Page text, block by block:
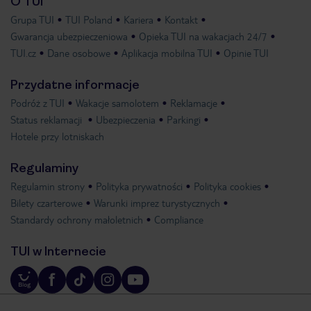
Grupa TUI TUI Poland Kariera
Kontakt
Gwarancja ubezpieczeniowa
Opieka TUI na wakacjach 24/7
TUI.cz
Dane osobowe Aplikacja mobilna TUI Opinie TUI
Przydatne informacje
Podróż z TUI Wakacje samolotem
Reklamacje
Status reklamacji
Ubezpieczenia
Parkingi
Hotele przy lotniskach
Regulaminy
Regulamin strony Polityka prywatności
Polityka cookies
Bilety czarterowe
Warunki imprez turystycznych
Standardy ochrony małoletnich
Compliance
TUI w Internecie